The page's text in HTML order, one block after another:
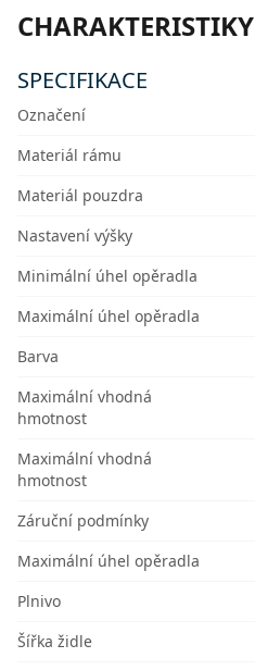
CHARAKTERISTIKY
SPECIFIKACE
Označení
Materiál rámu
Materiál pouzdra
Nastavení výšky
Minimální úhel opěradla
Maximální úhel opěradla
Barva
Maximální vhodná
hmotnost
Maximální vhodná
hmotnost
Záruční podmínky
Maximální úhel opěradla
Plnivo
Šířka židle